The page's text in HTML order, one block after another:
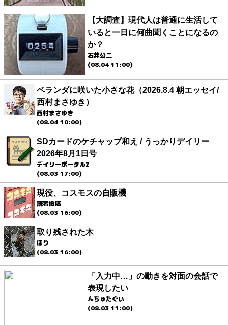
【大調査】現代人は普通に生活して
いると一日に何曲聞くことになるの
か？
石井公二
(08.04 11:00)
ベランダに咲いた小さな花（2026.8.4 朝エッセイ/
西村まさゆき）
西村まさゆき
(08.04 10:00)
SDカードのケチャップ和え / うっかりデイリー
2026年8月1日号
デイリーポータルZ
(08.03 17:00)
現役、コスモスの自販機
読者投稿
(08.03 16:00)
取り残された木
ほり
(08.03 16:00)
「入力中…」の動きを対面の会話で
表現したい
んちゅたぐい
(08.03 11:00)